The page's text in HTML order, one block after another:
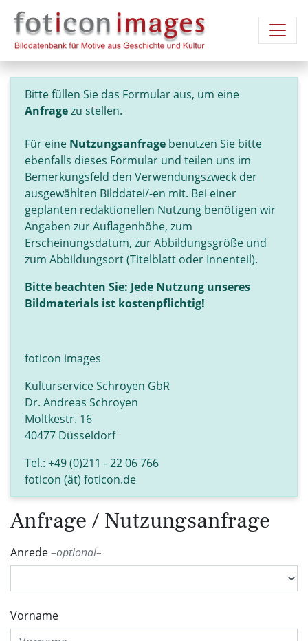
Bitte füllen Sie das Formular aus, um eine
Anfragezu stellen.
Für eine Nutzungsanfrage benutzen Sie bitte
ebenfalls dieses Formular und teilen uns im
Bemerkungsfeld den Verwendungszweck der
ausgewählten Bilddatei/-en mit. Bei einer
geplanten redaktionellen Nutzung benötigen wir
Angaben zur Auflagenhöhe, zum
Erscheinungsdatum, zur Abbildungsgröße und
zum Abbildungsort (Titelblatt oder Innenteil).
Bitte beachten Sie: Jede Nutzung unseres
Bildmaterials ist kostenpflichtig!
foticon images
Kulturservice Schroyen GbR
Dr. Andreas Schroyen
Moltkestr. 16
40477 Düsseldorf
Tel.: +49 (0)211 - 22 06 766
foticon (ät) foticon.de
Anfrage / Nutzungsanfrage
Anrede optional
Vorname